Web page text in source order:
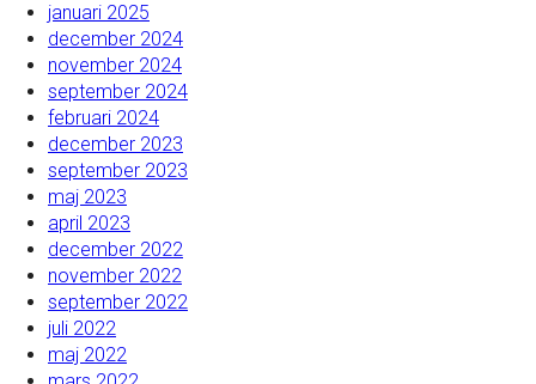
januari 2025
december 2024
november 2024
september 2024
februari 2024
december 2023
september 2023
maj 2023
april 2023
december 2022
november 2022
september 2022
juli 2022
maj 2022